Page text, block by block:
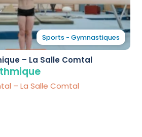
Sports - Gymnastiques
– La Salle Comtal
– La Salle Comtal